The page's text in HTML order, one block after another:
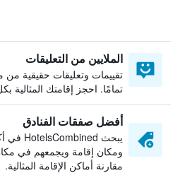
الملايين من التعليقات
تقييمات وتعليقات حقيقية من
تمامًا. احجز إقامتك المثالية
أفضل صفقات الفنادق
ومكان إقامة ويجمعهم في
مقارنة أماكن الإقامة المثالية.